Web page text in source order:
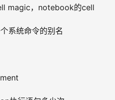
magic，notebook的cell
系统命令的别名